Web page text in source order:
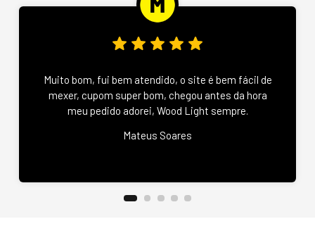
Muito bom, fui bem atendido, o site é bem fácil de
mexer, cupom super bom, chegou antes da hora
meu pedido adorei, Wood Light sempre.
Mateus Soares